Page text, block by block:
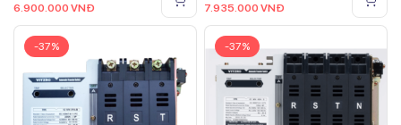
6.900.000 VNĐ
7.935.000 VNĐ
-37% -37%